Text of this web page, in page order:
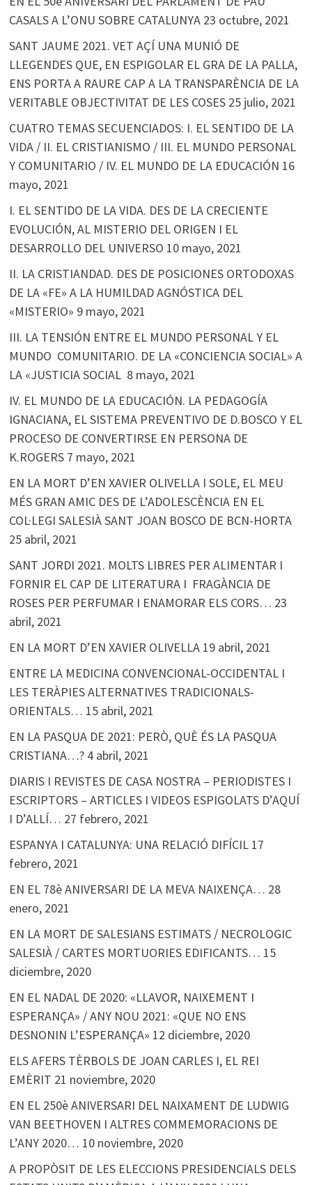
CASALS A L’ONU SOBRE CATALUNYA 23 octubre, 2021
SANT JAUME 2021. VET AÇÍ UNA MUNIÓ DE
LLEGENDES QUE, EN ESPIGOLAR EL GRA DE LA PALLA,
ENS PORTA A RAURE CAP A LA TRANSPARÈNCIA DE LA
VERITABLE OBJECTIVITAT DE LES COSES 25 julio, 2021
CUATRO TEMAS SECUENCIADOS: I. EL SENTIDO DE LA
VIDA / II. EL CRISTIANISMO / III. EL MUNDO PERSONAL
Y COMUNITARIO / IV. EL MUNDO DE LA EDUCACIÓN 16
mayo, 2021
I. EL SENTIDO DE LA VIDA. DES DE LA CRECIENTE
EVOLUCIÓN, AL MISTERIO DEL ORIGEN I EL
DESARROLLO DEL UNIVERSO 10 mayo, 2021
II. LA CRISTIANDAD. DES DE POSICIONES ORTODOXAS
DE LA «FE» A LA HUMILDAD AGNÓSTICA DEL
«MISTERIO» 9 mayo, 2021
III. LA TENSIÓN ENTRE EL MUNDO PERSONAL Y EL
MUNDO COMUNITARIO. DE LA «CONCIENCIA SOCIAL» A
LA «JUSTICIA SOCIAL 8 mayo, 2021
IV. EL MUNDO DE LA EDUCACIÓN. LA PEDAGOGÍA
IGNACIANA, EL SISTEMA PREVENTIVO DE D.BOSCO Y EL
PROCESO DE CONVERTIRSE EN PERSONA DE
K.ROGERS 7 mayo, 2021
EN LA MORT D’EN XAVIER OLIVELLA I SOLE, EL MEU
MÉS GRAN AMIC DES DE L’ADOLESCÈNCIA EN EL
COL·LEGI SALESIÀ SANT JOAN BOSCO DE BCN-HORTA
25 abril, 2021
SANT JORDI 2021. MOLTS LIBRES PER ALIMENTAR I
FORNIR EL CAP DE LITERATURA I FRAGÀNCIA DE
ROSES PER PERFUMAR I ENAMORAR ELS CORS… 23
abril, 2021
EN LA MORT D’EN XAVIER OLIVELLA 19 abril, 2021
ENTRE LA MEDICINA CONVENCIONAL-OCCIDENTAL I
LES TERÀPIES ALTERNATIVES TRADICIONALS-
ORIENTALS… 15 abril, 2021
EN LA PASQUA DE 2021: PERÒ, QUÈ ÉS LA PASQUA
CRISTIANA…? 4 abril, 2021
DIARIS I REVISTES DE CASA NOSTRA – PERIODISTES I
ESCRIPTORS – ARTICLES I VIDEOS ESPIGOLATS D’AQUÍ
I D’ALLÍ… 27 febrero, 2021
ESPANYA I CATALUNYA: UNA RELACIÓ DIFÍCIL 17
febrero, 2021
EN EL 78è ANIVERSARI DE LA MEVA NAIXENÇA… 28
enero, 2021
EN LA MORT DE SALESIANS ESTIMATS / NECROLOGIC
SALESIÀ / CARTES MORTUORIES EDIFICANTS… 15
diciembre, 2020
EN EL NADAL DE 2020: «LLAVOR, NAIXEMENT I
ESPERANÇA» / ANY NOU 2021: «QUE NO ENS
DESNONIN L’ESPERANÇA» 12 diciembre, 2020
ELS AFERS TÈRBOLS DE JOAN CARLES I, EL REI
EMÈRIT 21 noviembre, 2020
EN EL 250è ANIVERSARI DEL NAIXAMENT DE LUDWIG
VAN BEETHOVEN I ALTRES COMMEMORACIONS DE
L’ANY 2020… 10 noviembre, 2020
A PROPÒSIT DE LES ELECCIONS PRESIDENCIALS DELS